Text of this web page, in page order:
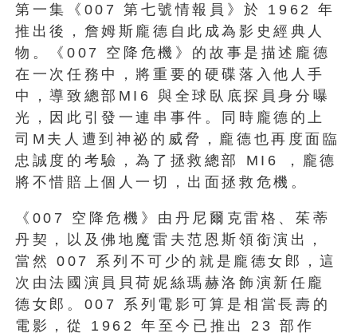
第一集《007 第七號情報員》於 1962 年
推出後，詹姆斯龐德自此成為影史經典人
物。《007 空降危機》的故事是描述龐德
在一次任務中，將重要的硬碟落入他人手
中，導致總部MI6 與全球臥底探員身分曝
光，因此引發一連串事件。同時龐德的上
司M夫人遭到神祕的威脅，龐德也再度面臨
忠誠度的考驗，為了拯救總部 MI6 ，龐德
將不惜賠上個人一切，出面拯救危機。
《007 空降危機》由丹尼爾克雷格、茱蒂
丹契，以及佛地魔雷夫范恩斯領銜演出，
當然 007 系列不可少的就是龐德女郎，這
次由法國演員貝荷妮絲瑪赫洛飾演新任龐
德女郎。007 系列電影可算是相當長壽的
電影，從 1962 年至今已推出 23 部作